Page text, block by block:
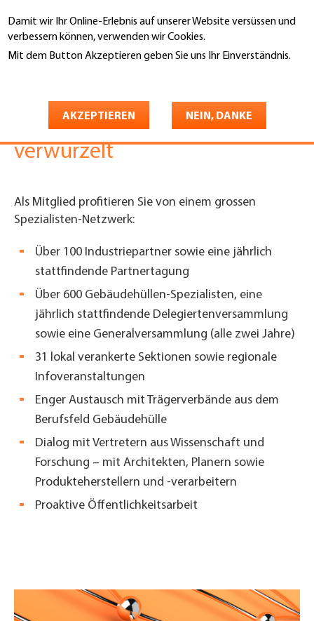
Damit wir Ihr Online-Erlebnis auf unserer Website versüssen und
verbessern können, verwenden wir Cookies.
Mit dem Button Akzeptieren geben Sie uns Ihr Einverständnis.
AKZEPTIEREN NEIN, DANKE
zum
Inhalt
National stark, regional
verwurzelt
Als Mitglied profitieren Sie von einem grossen
Spezialisten-Netzwerk:
Über 100 Industriepartner sowie eine jährlich
stattfindende Partnertagung
Über 600 Gebäudehüllen-Spezialisten, eine
jährlich stattfindende Delegiertenversammlung
sowie eine Generalversammlung (alle zwei Jahre)
31 lokal verankerte Sektionen sowie regionale
Infoveranstaltungen
Enger Austausch mit Trägerverbände aus dem
Berufsfeld Gebäudehülle
Dialog mit Vertretern aus Wissenschaft und
Forschung – mit Architekten, Planern sowie
Produkteherstellern und -verarbeitern
Proaktive Öffentlichkeitsarbeit